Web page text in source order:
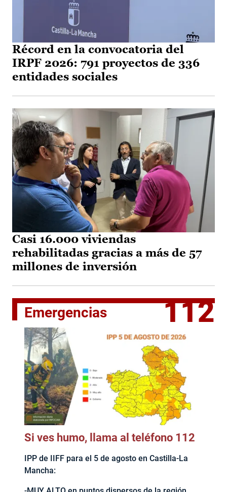
Récord en la convocatoria del
IRPF 2026: 791 proyectos de 336
entidades sociales
Casi 16.000 viviendas
rehabilitadas gracias a más de 57
millones de inversión
Emergencias 112
Si ves humo, llama al teléfono 112
IPP de IIFF para el 5 de agosto en Castilla-La
Mancha: